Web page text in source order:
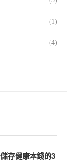
(1)
(4)
存健康本錢的3